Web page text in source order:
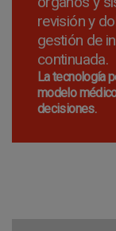
revisión y
gestión de
continuada.
La tecnología
modelo
decisiones.